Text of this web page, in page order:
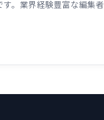
。業界経験豊富な編集